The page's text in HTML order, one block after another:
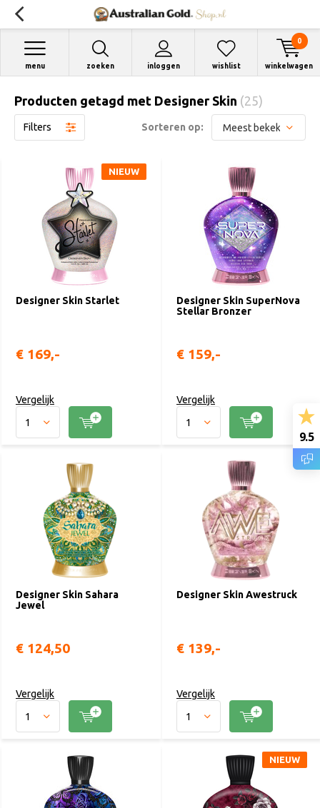
zoeken inloggen
menu wishlist winkelwagen
0
Producten getagd met Designer Skin (25)
Filters Sorteren op:
Designer Skin Starlet
NIEUW
€ 169,-
Vergelijk
Designer Skin SuperNova
Stellar Bronzer
€ 159,-
Vergelijk
Designer Skin Sahara
Jewel
€ 124,50
Vergelijk
Designer Skin Awestruck
€ 139,-
Vergelijk
NIEUW
9.5